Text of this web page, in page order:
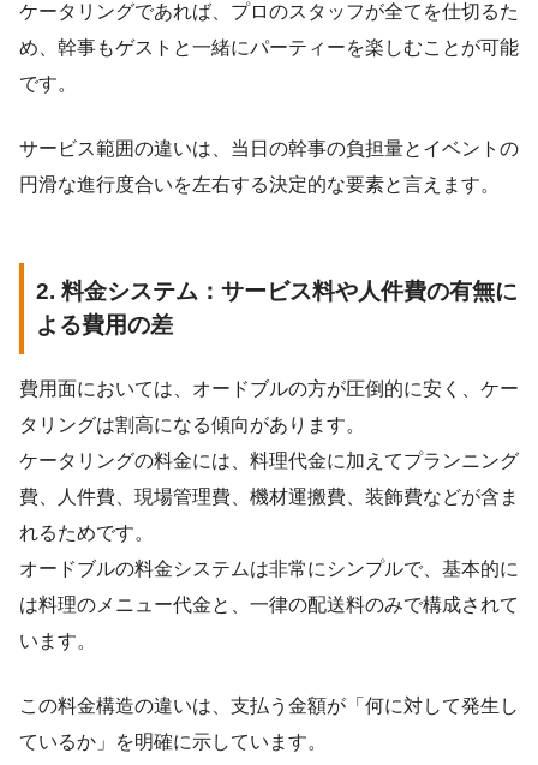
ケータリングであれば、プロのスタッフが全てを仕切るた
め、幹事もゲストと一緒にパーティーを楽しむことが可能
です。
サービス範囲の違いは、当日の幹事の負担量とイベントの
円滑な進行度合いを左右する決定的な要素と言えます。
2. 料金システム：サービス料や人件費の有無に
よる費用の差
費用面においては、オードブルの方が圧倒的に安く、ケー
タリングは割高になる傾向があります。
ケータリングの料金には、料理代金に加えてプランニング
費、人件費、現場管理費、機材運搬費、装飾費などが含ま
れるためです。
オードブルの料金システムは非常にシンプルで、基本的に
は料理のメニュー代金と、一律の配送料のみで構成されて
います。
この料金構造の違いは、支払う金額が「何に対して発生し
ているか」を明確に示しています。